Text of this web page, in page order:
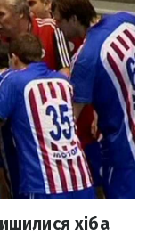
хіба